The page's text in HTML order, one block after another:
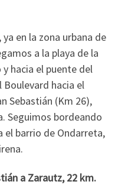
en la zona urbana de
a la playa de la
hacia el puente del
Boulevard hacia el
Sebastián (Km 26),
Seguimos bordeando
el barrio de Ondarreta,
a Zarautz, 22 km.